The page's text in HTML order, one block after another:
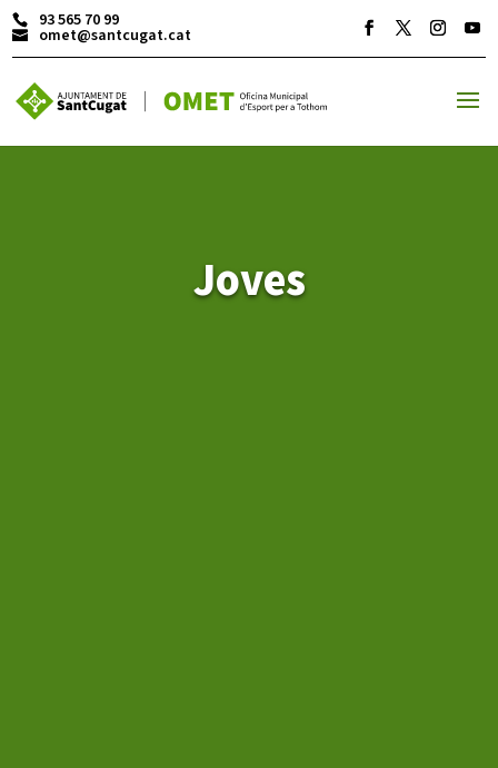
93 565 70 99
omet@santcugat.cat
Joves
ACTIVITATS D'ESTIU